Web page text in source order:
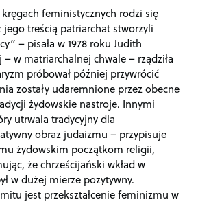
feministycznych rodzi się
treścią patriarchat stworzyli
– pisała w 1978 roku Judith
– w matriarchalnej chwale – rządziła
próbował później przywrócić
zostały udaremnione przez obecne
żydowskie nastroje. Innymi
utrwala tradycyjny dla
obraz judaizmu – przypisuje
żydowskim początkom religii,
że chrześcijański wkład w
w dużej mierze pozytywny.
jest przekształcenie feminizmu w